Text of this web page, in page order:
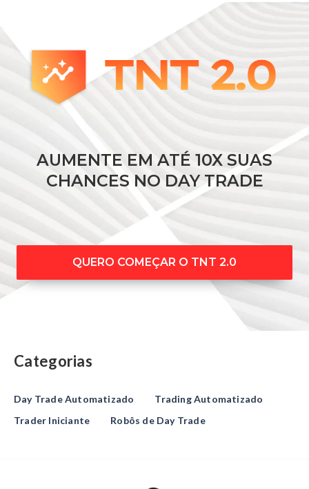
AUMENTE EM ATÉ 10X SUAS
CHANCES NO DAY TRADE
QUERO COMEÇAR O TNT 2.0
Categorias
Day Trade Automatizado
Trading Automatizado
Trader Iniciante
Robôs de Day Trade